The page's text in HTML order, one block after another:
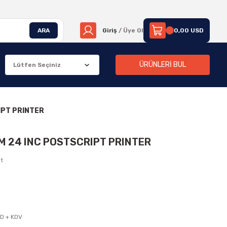
ARA Giriş / Üye Ol 0,00 USD
ÜRÜNLERİ BUL
PRINTER
24 INC POSTSCRIPT PRINTER
+ KDV